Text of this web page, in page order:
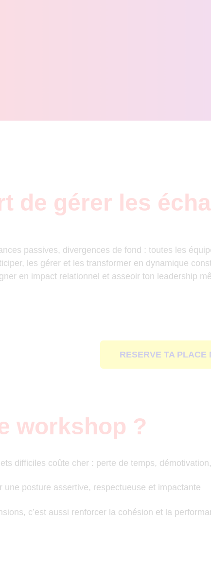
de gérer les
passives, divergences de fond : toutes les
les gérer et les transformer en dynamique
en impact relationnel et asseoir ton leadership
RESERVE TA PLACE
workshop ?
difficiles coûte cher : perte de temps,
une posture assertive, respectueuse et impactante
c’est aussi renforcer la cohésion et la